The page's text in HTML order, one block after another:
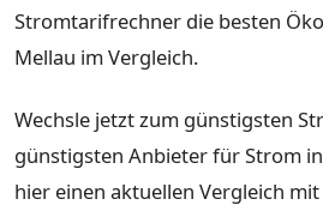
Stromtarifrechner die besten
Mellau im Vergleich.
Wechsle jetzt zum günstigsten
günstigsten Anbieter für Strom
hier einen aktuellen Vergleich